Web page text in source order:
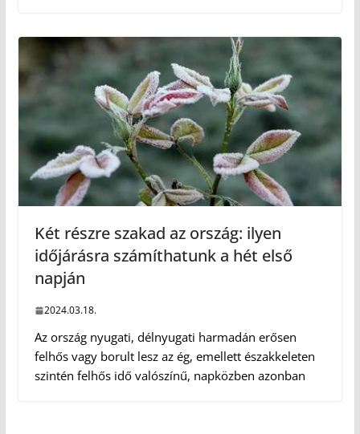
Két részre szakad az ország: ilyen
időjárásra számíthatunk a hét első
napján
2024.03.18.
Az ország nyugati, délnyugati harmadán erősen
felhős vagy borult lesz az ég, emellett északkeleten
szintén felhős idő valószínű, napközben azonban